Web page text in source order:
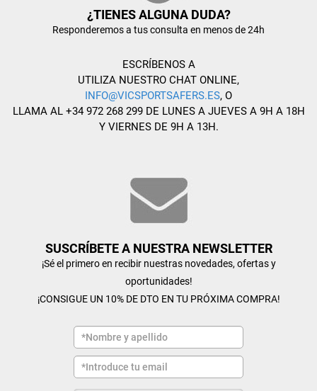
¿TIENES ALGUNA DUDA?
Responderemos a tus consulta en menos de 24h
ESCRÍBENOS A
UTILIZA NUESTRO CHAT ONLINE,
INFO@VICSPORTSAFERS.ES, O
LLAMA AL +34 972 268 299 DE LUNES A JUEVES A 9H A 18H
Y VIERNES DE 9H A 13H.
SUSCRÍBETE A NUESTRA NEWSLETTER
¡Sé el primero en recibir nuestras novedades, ofertas y
oportunidades!
¡CONSIGUE UN 10% DE DTO EN TU PRÓXIMA COMPRA!